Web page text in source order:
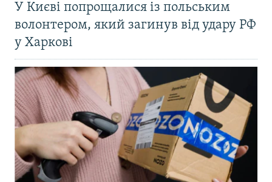
У Києві попрощалися із польським
волонтером, який загинув від удару РФ
у Харкові